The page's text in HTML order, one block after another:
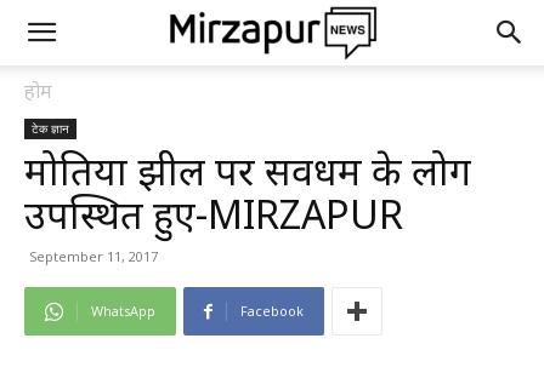
होम
टेक ज्ञान
मोतिया झील पर सर्वधर्म के लोग
उपस्थित हुए-MIRZAPUR
September 11, 2017
WhatsApp Facebook